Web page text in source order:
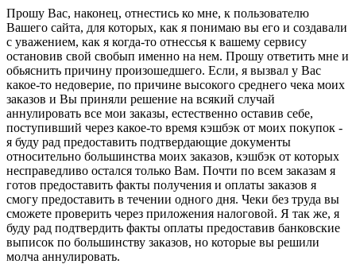
Прошу Вас, наконец, отнестись ко мне, к пользователю
Вашего сайта, для которых, как я понимаю вы его и создавали
с уважением, как я когда-то отнессья к вашему сервису
остановив свой свобып именно на нем. Прошу ответить мне и
обьяснить причину произошедшего. Если, я вызвал у Вас
какое-то недоверие, по причине высокого среднего чека моих
заказов и Вы приняли решение на всякий случай
аннулировать все мои заказы, естественно оставив себе,
поступивший через какое-то время кэшбэк от моих покупок -
я буду рад предоставить подтвердающие документы
относительно большинства моих заказов, кэшбэк от которых
несправедливо остался только Вам. Почти по всем заказам я
готов предоставить факты получения и оплаты заказов я
смогу предоставить в течении одного дня. Чеки без труда вы
сможете проверить через приложения налоговой. Я так же, я
буду рад подтвердить факты оплаты предоставив банковские
выписок по большинству заказов, но которые вы решили
молча аннулировать.